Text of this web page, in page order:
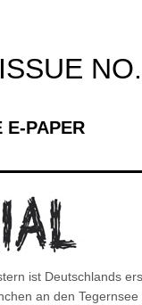
E-PAPER
ist Deutschlands
an den